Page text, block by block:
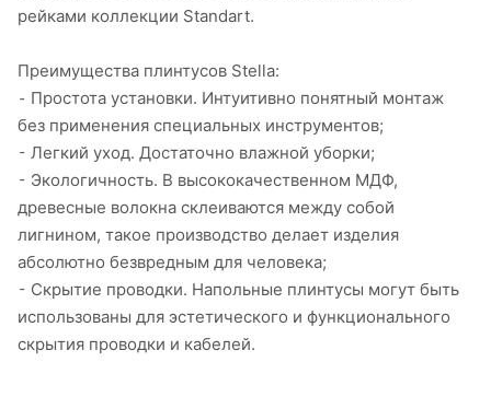
рейками коллекции Standart.
Преимущества плинтусов Stella:
⁃ Простота установки. Интуитивно понятный монтаж
без применения специальных инструментов;
⁃ Легкий уход. Достаточно влажной уборки;
⁃ Экологичность. В высококачественном МДФ,
древесные волокна склеиваются между собой
лигнином, такое производство делает изделия
абсолютно безвредным для человека;
⁃ Скрытие проводки. Напольные плинтусы могут быть
использованы для эстетического и функционального
скрытия проводки и кабелей.